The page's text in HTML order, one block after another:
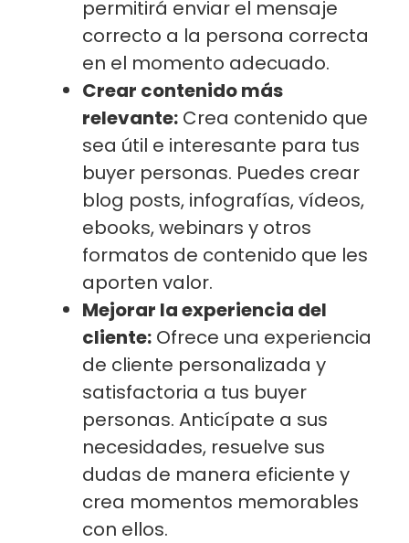
permitirá enviar el mensaje
correcto a la persona correcta
en el momento adecuado.
Crear contenido más
relevante: Crea contenido que
sea útil e interesante para tus
buyer personas. Puedes crear
blog posts, infografías, vídeos,
ebooks, webinars y otros
formatos de contenido que les
aporten valor.
Mejorar la experiencia del
cliente: Ofrece una experiencia
de cliente personalizada y
satisfactoria a tus buyer
personas. Anticípate a sus
necesidades, resuelve sus
dudas de manera eficiente y
crea momentos memorables
con ellos.